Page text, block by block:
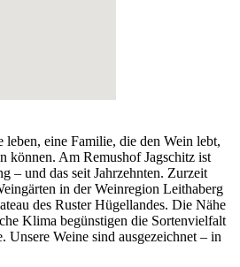
eine Familie, die den Wein lebt,
können. Am Remushof Jagschitz ist
– und das seit Jahrzehnten. Zurzeit
in der Weinregion Leithaberg
des Ruster Hügellandes. Die Nähe
Klima begünstigen die Sortenvielfalt
Unsere Weine sind ausgezeichnet – in